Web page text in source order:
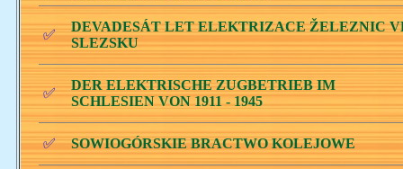
✅
DEVADESÁT LET ELEKTRIZACE ŽELEZNIC
SLEZSKU
✅
DER ELEKTRISCHE ZUGBETRIEB IM
SCHLESIEN VON 1911 - 1945
✅ SOWIOGÓRSKIE BRACTWO KOLEJOWE